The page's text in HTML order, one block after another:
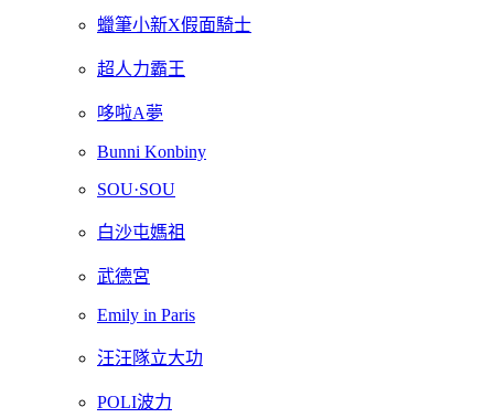
蠟筆小新X假面騎士
超人力霸王
哆啦A夢
Bunni Konbiny
SOU·SOU
白沙屯媽祖
武德宮
Emily in Paris
汪汪隊立大功
POLI波力